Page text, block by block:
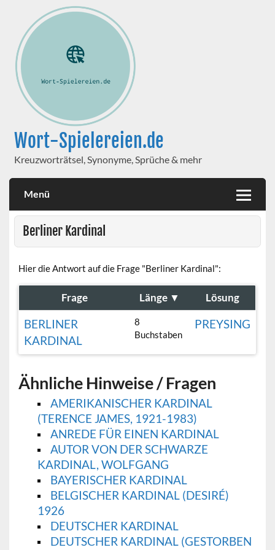
Wort-Spielereien.de
Kreuzworträtsel, Synonyme, Sprüche & mehr
Menü
Berliner Kardinal
Hier die Antwort auf die Frage "Berliner Kardinal":
Frage Länge ▼ Lösung
BERLINER
KARDINAL
8
Buchstaben
PREYSING
Ähnliche Hinweise / Fragen
AMERIKANISCHER KARDINAL
(TERENCE JAMES, 1921-1983)
ANREDE FÜR EINEN KARDINAL
AUTOR VON DER SCHWARZE
KARDINAL, WOLFGANG
BAYERISCHER KARDINAL
BELGISCHER KARDINAL (DESIRÉ)
1926
DEUTSCHER KARDINAL
DEUTSCHER KARDINAL (GESTORBEN